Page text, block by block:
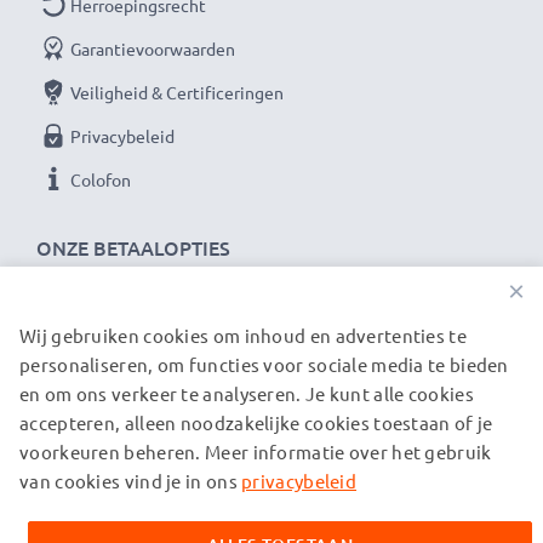
ONZE BETAALOPTIES
Herroepingsrecht
Garantievoorwaarden
Veiligheid & Certificeringen
Privacybeleid
Colofon
ONZE VERZENDPARTNERS
© subtel.be 2026
Alle prijzen zijn inclusief btw en exclusief verzendkosten.
Houd er rekening mee dat alle genoemde handelsmerken de
uitsluitend worden vermeld om informatie over onze
×
Wij gebruiken cookies om inhoud en advertenties te
personaliseren, om functies voor sociale media te bieden
en om ons verkeer te analyseren. Je kunt alle cookies
accepteren, alleen noodzakelijke cookies toestaan of je
voorkeuren beheren. Meer informatie over het gebruik
van cookies vind je in ons privacybeleid